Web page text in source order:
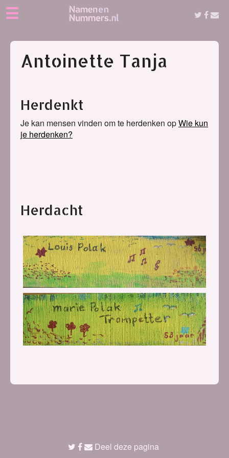
☰
Antoinette Tanja
Herdenkt
Je kan mensen vinden om te herdenken opWie kun
je herdenken?
Herdacht
Deel deze pagina